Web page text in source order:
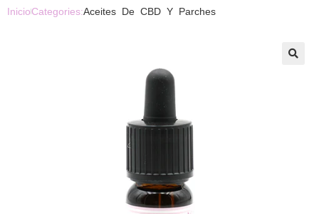
InicioCategories:Aceites De CBD Y Parches